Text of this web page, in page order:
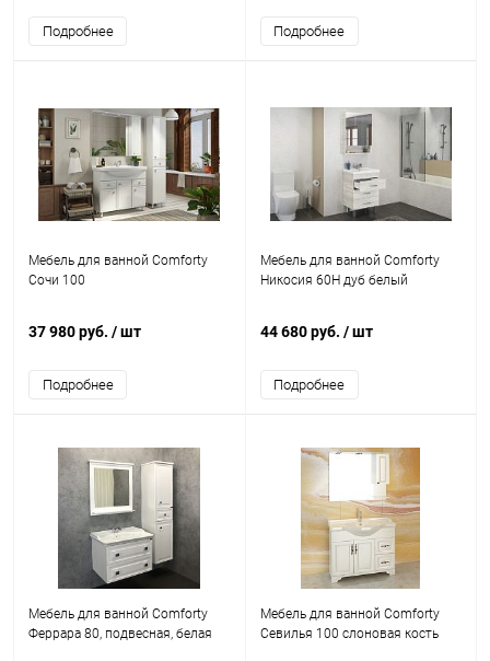
Подробнее Подробнее
Мебель для ванной Comforty
Сочи 100
37 980 руб. / шт
Подробнее
Мебель для ванной Comforty
Никосия 60Н дуб белый
44 680 руб. / шт
Подробнее
Мебель для ванной Comforty
Феррара 80, подвесная, белая
Мебель для ванной Comforty
Севилья 100 слоновая кость